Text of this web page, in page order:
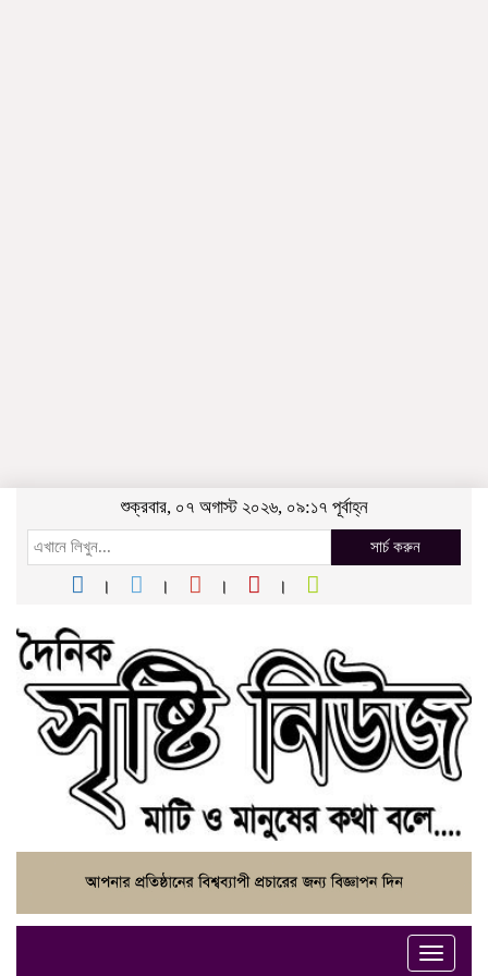
শুক্রবার, ০৭ অগাস্ট ২০২৬, ০৯:১৭ পূর্বাহ্ন
সার্চ করুন
Toggle